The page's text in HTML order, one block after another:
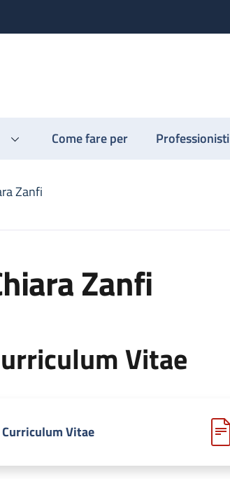
Come fare per Professionisti
Zanfi
Zanfi
Vitae
Curriculum Vitae